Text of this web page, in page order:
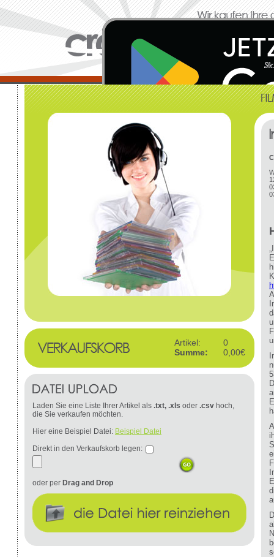
Artikel:
0
Summe:
0,00€
Laden Sie eine Liste Ihrer Artikel als .txt, .xls oder .csv hoch,
die Sie verkaufen möchten.
Hier eine Beispiel Datei: Beispiel Datei
Direkt in den Verkaufskorb legen:
oder per Drag and Drop